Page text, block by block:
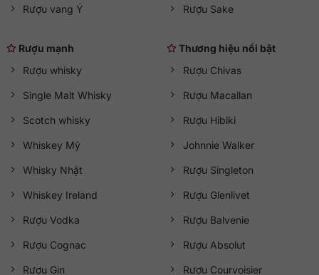
Rượu vang Ý Rượu Sake
Rượu mạnh
Rượu whisky
Single Malt Whisky
Scotch whisky
Whiskey Mỹ
Whisky Nhật
Whiskey Ireland
Rượu Vodka
Rượu Cognac
Rượu Gin
Thương hiệu nổi bật
Rượu Chivas
Rượu Macallan
Rượu Hibiki
Johnnie Walker
Rượu Singleton
Rượu Glenlivet
Rượu Balvenie
Rượu Absolut
Rượu Courvoisier